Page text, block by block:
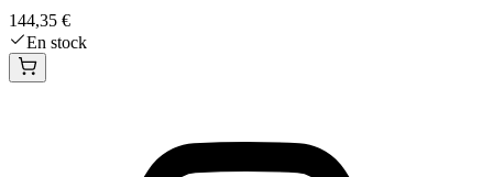
144,35 €
En stock